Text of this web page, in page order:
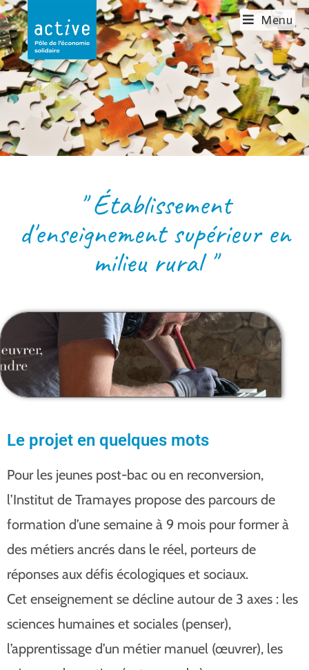
Menu
INSTITUT DE
TRAMAYES
" Établissement
d'enseignement supérieur en
milieu rural "
Le projet en quelques mots
Pour les jeunes post-bac ou en reconversion,
l’Institut de Tramayes propose des parcours de
formation d’une semaine à 9 mois pour former à
des métiers ancrés dans le réel, porteurs de
réponses aux défis écologiques et sociaux.
Cet enseignement se décline autour de 3 axes : les
sciences humaines et sociales (penser),
l’apprentissage d’un métier manuel (œuvrer), les